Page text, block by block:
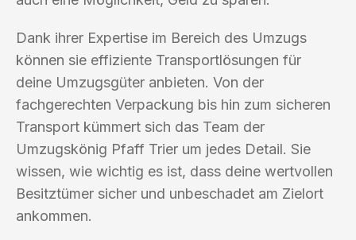
Dank ihrer Expertise im Bereich des Umzugs
können sie effiziente Transportlösungen für
deine Umzugsgüter anbieten. Von der
fachgerechten Verpackung bis hin zum sicheren
Transport kümmert sich das Team der
Umzugskönig Pfaff Trier um jedes Detail. Sie
wissen, wie wichtig es ist, dass deine wertvollen
Besitztümer sicher und unbeschadet am Zielort
ankommen.